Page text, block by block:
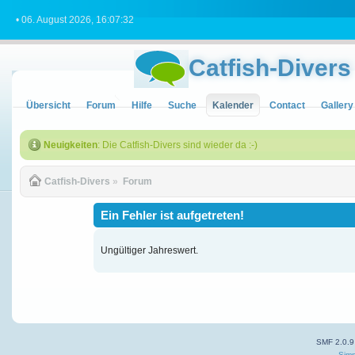
• 06. August 2026, 16:07:32
Catfish-Divers
Übersicht Forum Hilfe Suche Kalender Contact Gallery
Neuigkeiten: Die Catfish-Divers sind wieder da :-)
Catfish-Divers » Forum
Ein Fehler ist aufgetreten!
Ungültiger Jahreswert.
SMF 2.0.9